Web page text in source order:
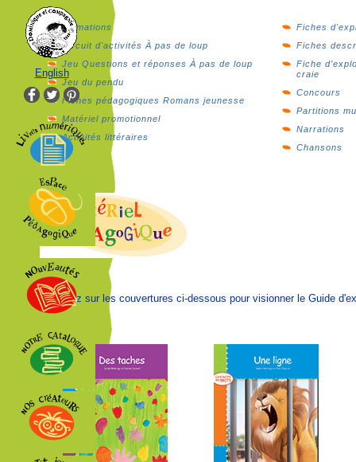
English
Animations
Circuit d'activités À pas de loup
Jeu Questions et réponses À pas de loup
Jeu du pendu
Fiches pédagogiques Romans jeunesse
Matériel promotionnel
Activités littéraires
Fiches
Fiches
Fiche
craie
Concours
Partitions
Narrations
Chansons
Cliquez sur les couvertures ci-dessous pour visionner le Guide